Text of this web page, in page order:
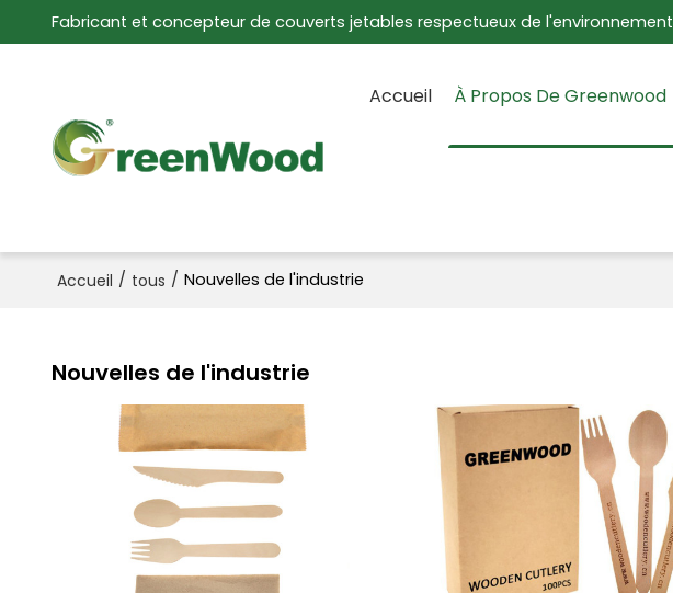
Fabricant et concepteur de couverts jetables respectueux de l'environnement
Accueil À Propos De Greenwood
Accueil / tous / Nouvelles de l'industrie
Nouvelles de l'industrie